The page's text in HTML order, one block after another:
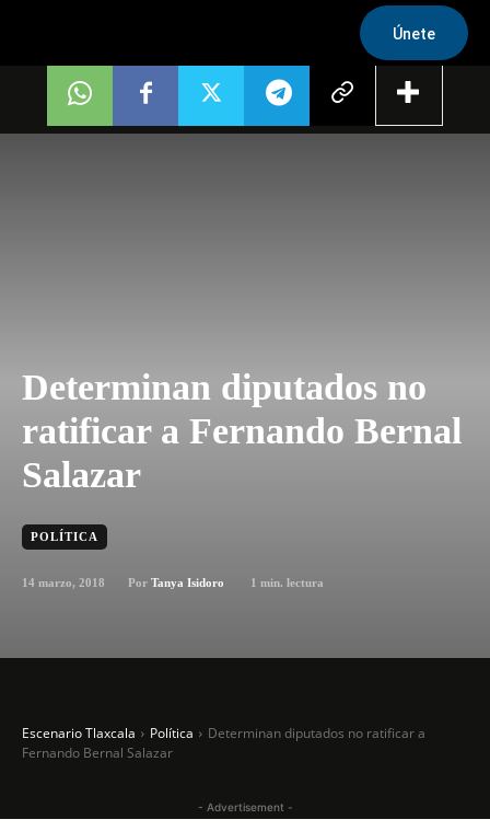
Únete
Determinan diputados no
ratificar a Fernando Bernal
Salazar
POLÍTICA
14 marzo, 2018 Por Tanya Isidoro 1 min. lectura
Escenario Tlaxcala Política
Determinan diputados no ratificar a
Fernando Bernal Salazar
- Advertisement -